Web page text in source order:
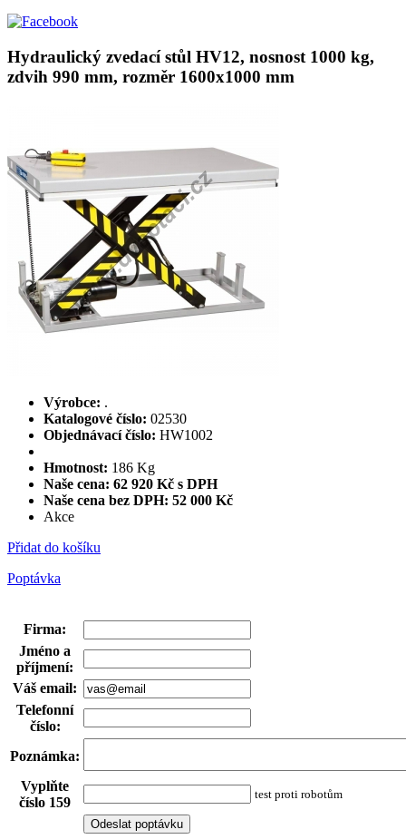
Hydraulický zvedací stůl HV12, nosnost 1000 kg,
zdvih 990 mm, rozměr 1600x1000 mm
Výrobce: .
Katalogové číslo: 02530
Objednávací číslo: HW1002
Hmotnost: 186 Kg
Naše cena: 62 920 Kč s DPH
Naše cena bez DPH: 52 000 Kč
Akce
Přidat do košíku
Poptávka
Firma:
Jméno a
příjmení:
Váš email:
Telefonní
číslo:
Poznámka:
Vyplňte
číslo 159
test proti robotům